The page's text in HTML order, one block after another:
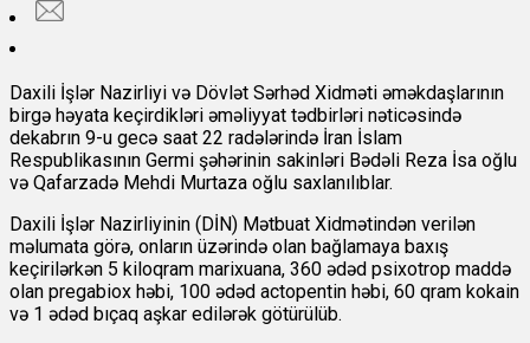
Daxili İşlər Nazirliyi və Dövlət Sərhəd Xidməti əməkdaşlarının
birgə həyata keçirdikləri əməliyyat tədbirləri nəticəsində
dekabrın 9-u gecə saat 22 radələrində İran İslam
Respublikasının Germi şəhərinin sakinləri Bədəli Reza İsa oğlu
və Qafarzadə Mehdi Murtaza oğlu saxlanılıblar.
Daxili İşlər Nazirliyinin (DİN) Mətbuat Xidmətindən verilən
məlumata görə, onların üzərində olan bağlamaya baxış
keçirilərkən 5 kiloqram marixuana, 360 ədəd psixotrop maddə
olan pregabiox həbi, 100 ədəd actopentin həbi, 60 qram kokain
və 1 ədəd bıçaq aşkar edilərək götürülüb.